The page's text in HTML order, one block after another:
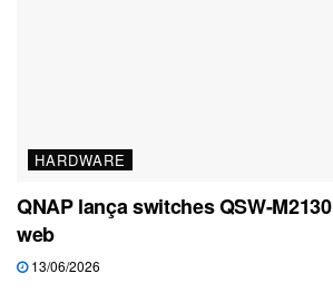
HARDWARE
QNAP lança switches QSW-
web
13/06/2026